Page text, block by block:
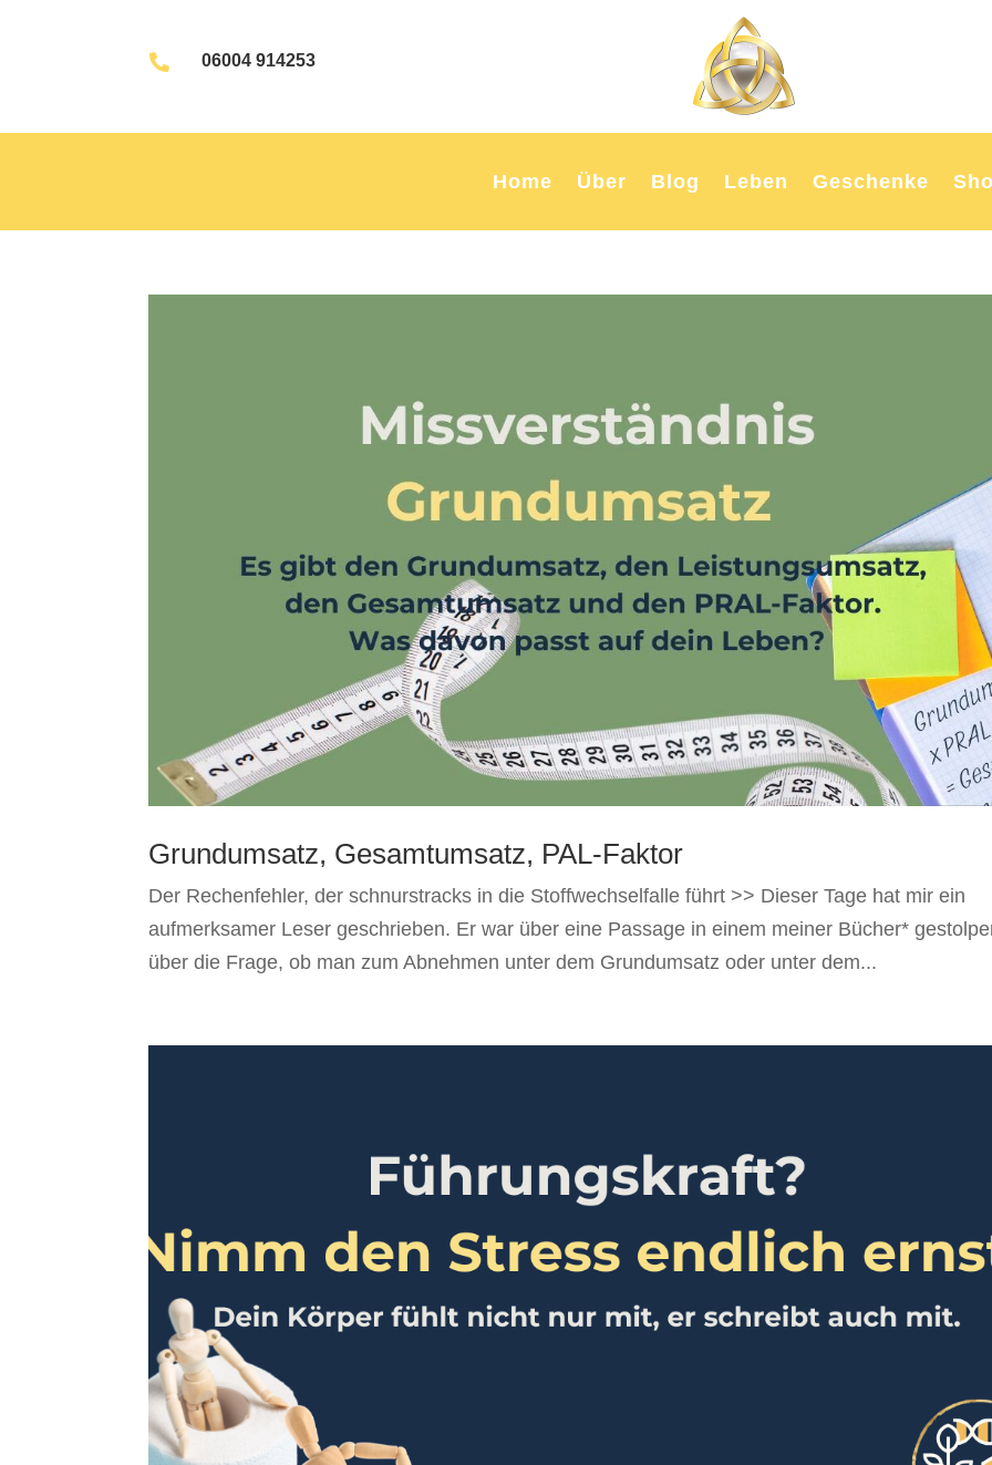
 06004 914253
Home Über Blog Leben Geschenke
Grundumsatz, Gesamtumsatz, PAL-Faktor
Der Rechenfehler, der schnurstracks in die Stoffwechselfalle führt >> Dieser Tage hat mir ein
aufmerksamer Leser geschrieben. Er war über eine Passage in einem meiner Bücher*
über die Frage, ob man zum Abnehmen unter dem Grundumsatz oder unter dem...